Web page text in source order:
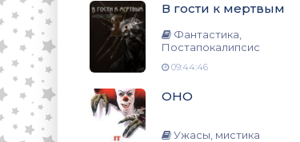
В гости к мертвым
Фантастика,
Постапокалипсис
09:44:46
ОНО
Ужасы, мистика